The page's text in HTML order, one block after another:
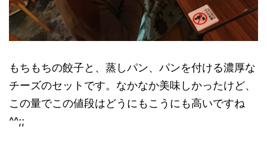
もちもちの餃子と、蒸しパン、パンを付ける濃厚な
チーズのセットです。なかなか美味しかったけど、
この量でこの値段はどうにもこうにも高いですね
^^;;